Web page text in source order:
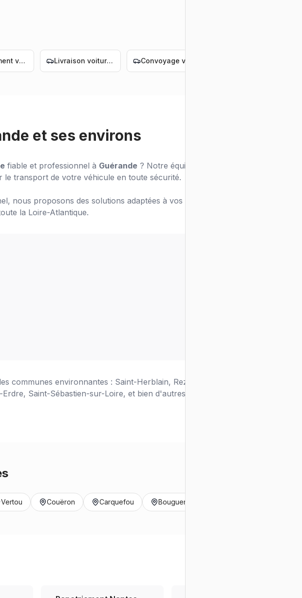
Rapatriement voiture Nantes Livraison voiture électrique Nantes
et ses environs
fiable et professionnel à Guérande ? Notre équipe de chauffeurs
transport de votre véhicule en toute sécurité.
nous proposons des solutions adaptées à vos besoins de
la Loire-Atlantique.
communes environnantes : Saint-Herblain, Rezé, Orvault,
Saint-Sébastien-sur-Loire, et bien d'autres.
Vertou Couëron Carquefou Bouguenais